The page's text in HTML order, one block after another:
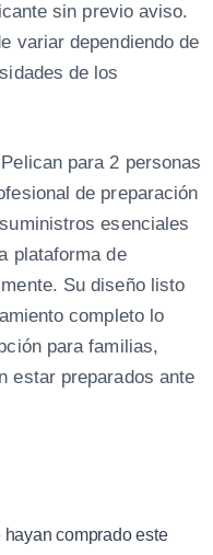
sin previo aviso.
variar dependiendo de
de los
para 2 personas
de preparación
esenciales
plataforma de
Su diseño listo
completo lo
para familias,
estar preparados ante
comprado este